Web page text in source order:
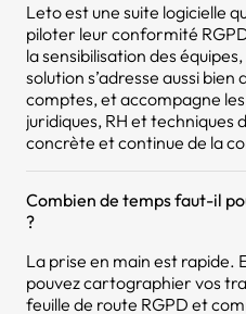
Leto est une suite logicielle
piloter leur conformité
la sensibilisation des
solution s’adresse aussi bien
comptes, et accompagne
juridiques, RH et techniques
concrète et continue de la
Combien de temps faut-il
?
La prise en main est rapide.
pouvez cartographier vos
feuille de route RGPD et